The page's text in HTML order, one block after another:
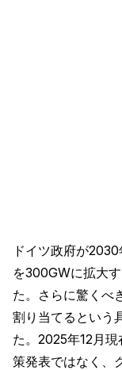
ドイツ政府が
を300GWに拡大
た。さらに驚くべ
割り当てるという
た。2025年12月
策発表ではなく、